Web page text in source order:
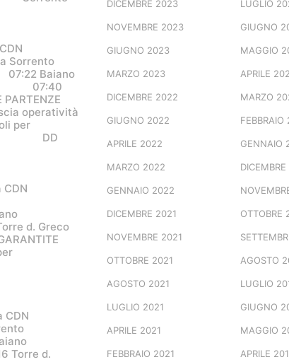
Baiano
07:40
operatività
Napoli per
d. Greco
Napoli per
d.
DICEMBRE 2023
NOVEMBRE 2023
GIUGNO 2023
MARZO 2023
DICEMBRE 2022
GIUGNO 2022
APRILE 2022
MARZO 2022
GENNAIO 2022
DICEMBRE 2021
NOVEMBRE 2021
OTTOBRE 2021
AGOSTO 2021
LUGLIO 2021
APRILE 2021
FEBBRAIO 2021
LUGLIO
GIUGNO
MAGGIO
APRILE
MARZO
FEBBRAIO
GENNAIO
OTTOBRE
AGOSTO
LUGLIO
GIUGNO
MAGGIO
APRILE